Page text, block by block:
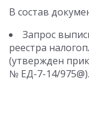
В состав
Запрос
реестра
(утвержден
№ ЕД-7-14/